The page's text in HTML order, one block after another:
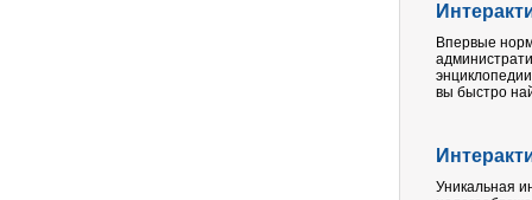
Впервые
вы быстро
Уникальная